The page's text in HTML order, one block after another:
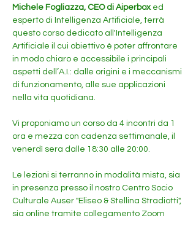
Michele Fogliazza, CEO di Aiperbox ed
esperto di Intelligenza Artificiale, terrà
questo corso dedicato all'Intelligenza
Artificiale il cui obiettivo è poter affrontare
in modo chiaro e accessibile i principali
aspetti dell’A.I.: dalle origini e i meccanismi
di funzionamento, alle sue applicazioni
nella vita quotidiana.
Vi proponiamo un corso da 4 incontri da 1
ora e mezza con cadenza settimanale, il
venerdì sera dalle 18:30 alle 20:00.
Le lezioni si terranno in modalità mista, sia
in presenza presso il nostro Centro Socio
Culturale Auser "Eliseo & Stellina Stradiotti",
sia online tramite collegamento Zoom